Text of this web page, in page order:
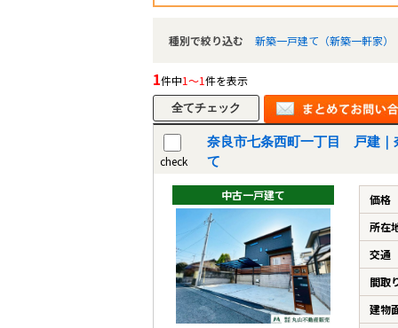
種別で絞り込む 新築一戸建て（新築一軒家）
1件中1～1件を表示
check
奈良市七条西町一丁目 戸建｜
て
中古一戸建て 価格
所在
交通
間取
建物